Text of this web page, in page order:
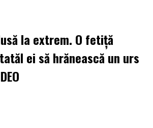
la extrem. O fetiţă
ei să hrănească un urs